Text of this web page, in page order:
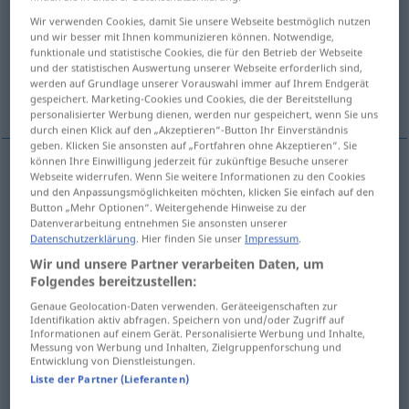
Übersicht aller Übersetzungen
(Für mehr Details die Übersetzung anklicken/antippen)
denne... den 5. dennes ds....
Beispiele
diesepl)dem pron
denne,detten
dissepl
am 5. dieses Monats (d. M.)
den 5. dennes (ds.)
Wir verwenden Cookies, damit Sie unsere Webseite bestmöglich nutzen
und wir besser mit Ihnen kommunizieren können. Notwendige,
funktionale und statistische Cookies, die für den Betrieb der Webseite
und der statistischen Auswertung unserer Webseite erforderlich sind,
werden auf Grundlage unserer Vorauswahl immer auf Ihrem Endgerät
gespeichert. Marketing-Cookies und Cookies, die der Bereitstellung
personalisierter Werbung dienen, werden nur gespeichert, wenn Sie uns
durch einen Klick auf den „Akzeptieren“-Button Ihr Einverständnis
geben. Klicken Sie ansonsten auf „Fortfahren ohne Akzeptieren“. Sie
können Ihre Einwilligung jederzeit für zukünftige Besuche unserer
Webseite widerrufen. Wenn Sie weitere Informationen zu den Cookies
und den Anpassungsmöglichkeiten möchten, klicken Sie einfach auf den
Button „Mehr Optionen“. Weitergehende Hinweise zu der
Datenverarbeitung entnehmen Sie ansonsten unserer
Datenschutzerklärung . Hier finden Sie unserImpressum
Wir und unsere Partner verarbeiten Daten, um
Folgendes bereitzustellen:
Genaue Geolocation-Daten verwenden. Geräteeigenschaften zur
Identifikation aktiv abfragen. Speichern von und/oder Zugriff auf
Informationen auf einem Gerät. Personalisierte Werbung und Inhalte,
Messung von Werbung und Inhalten, Zielgruppenforschung und
Entwicklung von Dienstleistungen.
Liste der Partner (Lieferanten)